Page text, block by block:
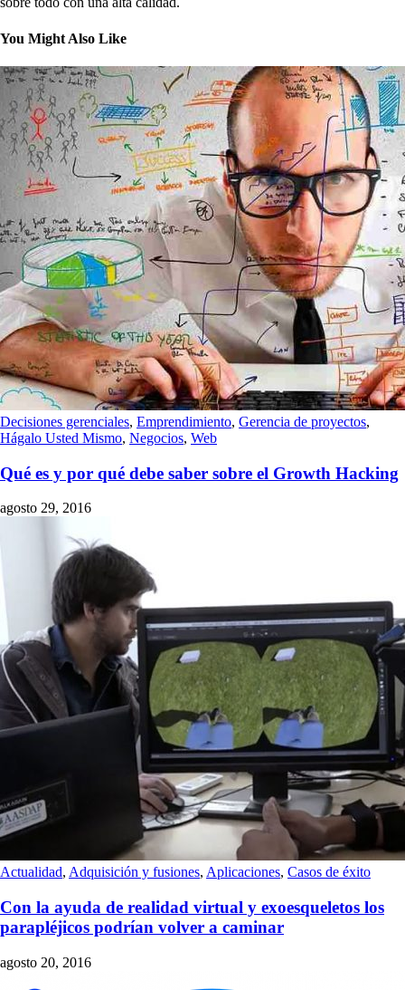
You Might Also Like
Decisiones gerenciales, Emprendimiento, Gerencia de proyectos,
Hágalo Usted Mismo, Negocios, Web
Qué es y por qué debe saber sobre el Growth Hacking
agosto 29, 2016
Actualidad, Adquisición y fusiones, Aplicaciones, Casos de éxito
Con la ayuda de realidad virtual y exoesqueletos los
parapléjicos podrían volver a caminar
agosto 20, 2016